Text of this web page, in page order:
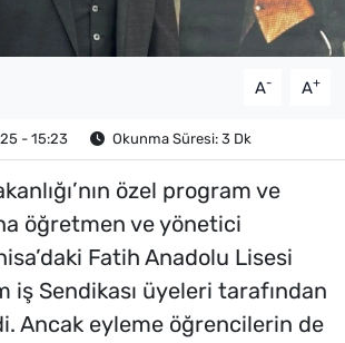
A- A+
- 15:23 Okunma Süresi: 3 Dk
özel program ve
öğretmen ve yönetici
Fatih Anadolu Lisesi
iş Sendikası üyeleri tarafından
Ancak eyleme öğrencilerin de